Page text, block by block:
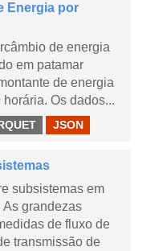
Energia por
de energia
em patamar
de energia
Os dados...
JSON
subsistemas em
As grandezas
de fluxo de
transmissão de